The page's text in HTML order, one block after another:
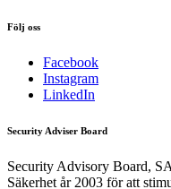
Följ oss
Facebook
Instagram
LinkedIn
Security Adviser Board
Security Advisory Board,
Säkerhet år 2003 för att